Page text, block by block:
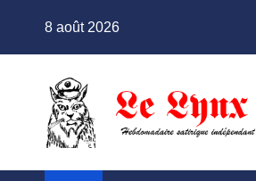
8 août 2026